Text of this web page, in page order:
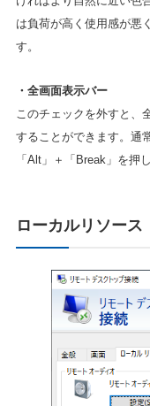
は負荷が高く使用感が悪
す。
・全画面表示バー
このチェックを外すと、
することができます。通
「Alt」＋「Break」を押
ローカルリソース